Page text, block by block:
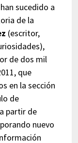
sucedido a
de la
(escritor,
de dos mil
que
en la sección
de
partir de
nuevo